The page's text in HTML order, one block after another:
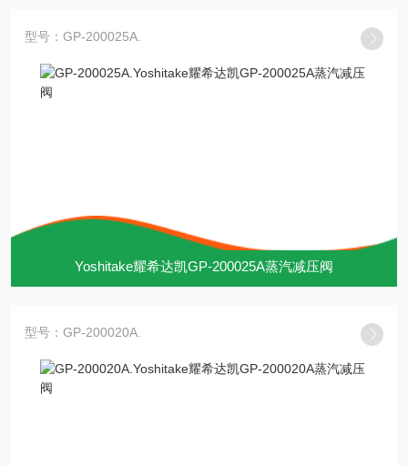
型号：GP-200025A.
Yoshitake耀希达凯GP-200025A蒸汽减压阀
型号：GP-200020A.